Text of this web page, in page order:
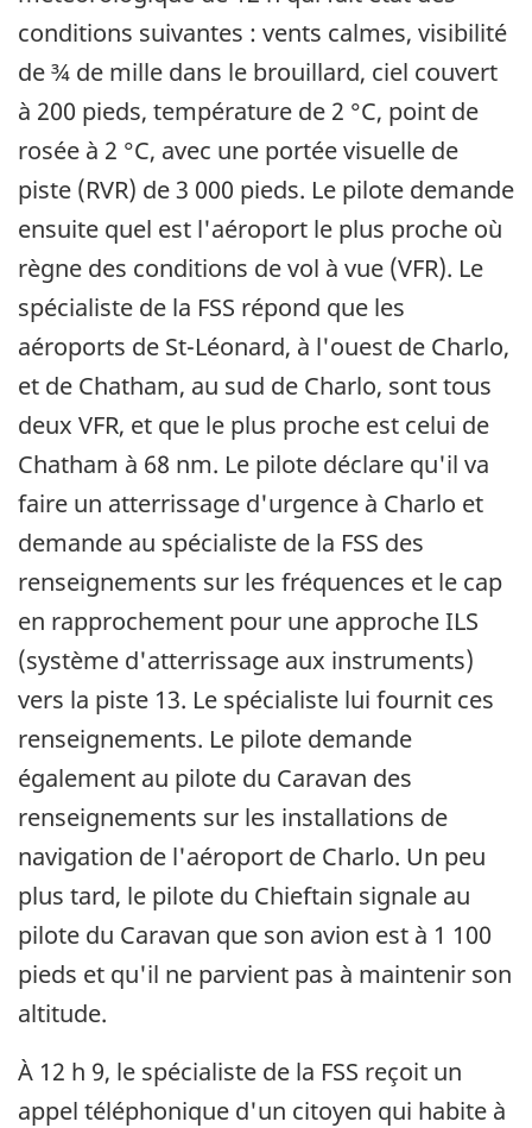
conditions suivantes : vents calmes, visibilité
de ¾ de mille dans le brouillard, ciel couvert
à 200 pieds, température de 2 °C, point de
rosée à 2 °C, avec une portée visuelle de
piste (RVR) de 3 000 pieds. Le pilote demande
ensuite quel est l'aéroport le plus proche où
règne des conditions de vol à vue (VFR). Le
spécialiste de la FSS répond que les
aéroports de St-Léonard, à l'ouest de Charlo,
et de Chatham, au sud de Charlo, sont tous
deux VFR, et que le plus proche est celui de
Chatham à 68 nm. Le pilote déclare qu'il va
faire un atterrissage d'urgence à Charlo et
demande au spécialiste de la FSS des
renseignements sur les fréquences et le cap
en rapprochement pour une approche ILS
(système d'atterrissage aux instruments)
vers la piste 13. Le spécialiste lui fournit ces
renseignements. Le pilote demande
également au pilote du Caravan des
renseignements sur les installations de
navigation de l'aéroport de Charlo. Un peu
plus tard, le pilote du Chieftain signale au
pilote du Caravan que son avion est à 1 100
pieds et qu'il ne parvient pas à maintenir son
altitude.
À 12 h 9, le spécialiste de la FSS reçoit un
appel téléphonique d'un citoyen qui habite à